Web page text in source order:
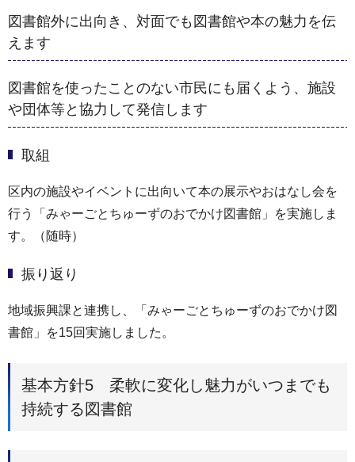
図書館外に出向き、対面でも図書館や本の魅力を伝
えます
図書館を使ったことのない市民にも届くよう、施設
や団体等と協力して発信します
取組
区内の施設やイベントに出向いて本の展示やおはなし会を
行う「みゃーごとちゅーずのおでかけ図書館」を実施しま
す。（随時）
振り返り
地域振興課と連携し、「みゃーごとちゅーずのおでかけ図
書館」を15回実施しました。
基本方針5 柔軟に変化し魅力がいつまでも
持続する図書館